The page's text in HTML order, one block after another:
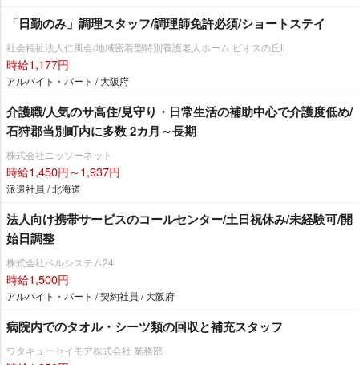
「日勤のみ」調理スタッフ/調理師免許必須/ショートステイ
社会福祉法人仁風会/地域密着型特別養護老人ホーム ビオスの丘Ⅱ
時給1,177円
アルバイト・パート / 大阪府
介護職/人気のサ高住/見守り・日常生活の補助中心で介護度低め/
石狩郡当別町内に多数 2カ月～長期
株式会社ニッソーネット
時給1,450円～1,937円
派遣社員 / 北海道
法人向け携帯サービスのコールセンター/土日祝休み/未経験可/開
始日調整
株式会社ベルシステム24
時給1,500円
アルバイト・パート / 契約社員 / 大阪府
病院内でのタオル・シーツ類の回収と補充スタッフ
ワタキューセイモア株式会社 業務部